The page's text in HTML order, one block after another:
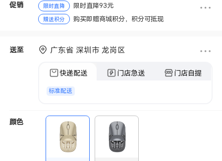
促销 限时直降 限时直降93元
赠送积分 购买即赠商城积分，积分可抵现
送至 广东省 深圳市 龙岗区
快递配送 门店急送 门店自提
标准配送
颜色